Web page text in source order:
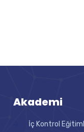
Akademi
İç Kontrol